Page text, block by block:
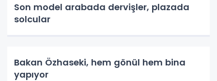
Son model arabada dervişler, plazada
solcular
Bakan Özhaseki, hem gönül hem bina
yapıyor